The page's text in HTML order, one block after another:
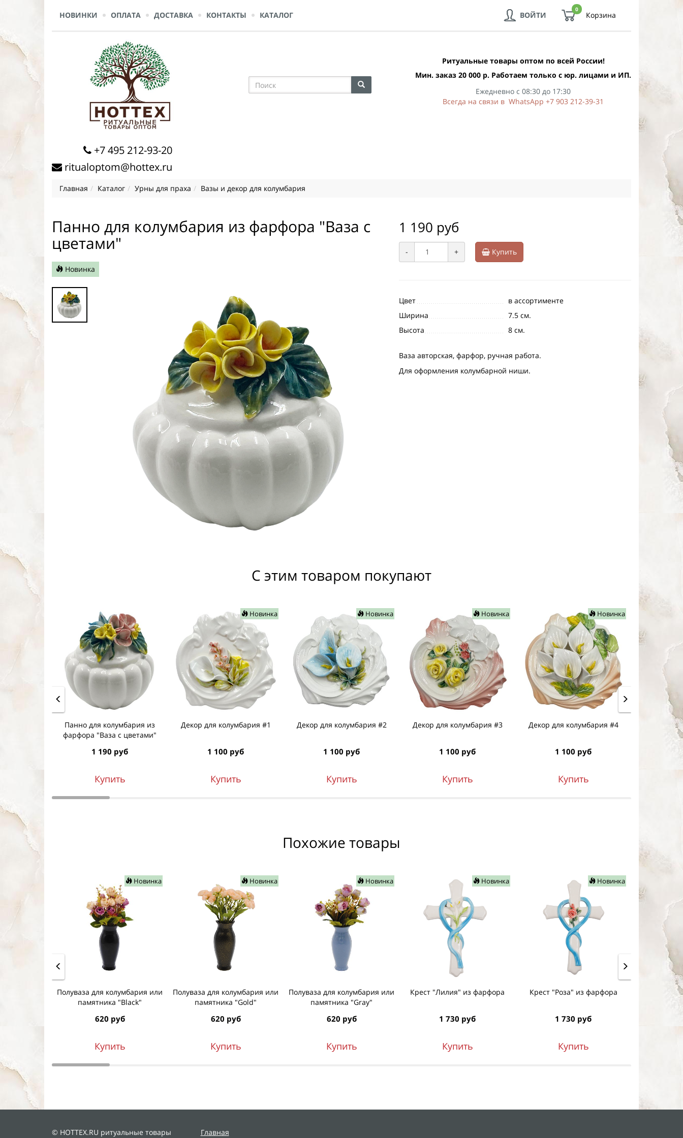
НОВИНКИ ОПЛАТА ДОСТАВКА КОНТАКТЫ КАТАЛОГ
0
Корзина
ВОЙТИ
Ритуальные товары оптом по всей России!
Мин. заказ 20 000 р. Работаем только с юр. лицами и ИП.
Ежедневно с 08:30 до 17:30
Всегда на связи в WhatsApp +7 903 212-39-31
+7 495 212-93-20
ritualoptom@hottex.ru
Главная Каталог Урны для праха Вазы и декор для колумбария
Панно для колумбария из фарфора "Ваза с
цветами"
Новинка
1 190 руб
- + Купить
Цвет
в ассортименте
Ширина
7.5 см.
Высота
8 см.
Ваза авторская, фарфор, ручная работа.
Для оформления колумбарной ниши.
С этим товаром покупают
Панно для колумбария из
фарфора "Ваза с цветами"
1 190 руб
Купить
Новинка
Декор для колумбария #1
1 100 руб
Купить
Новинка
Декор для колумбария #2
1 100 руб
Купить
Новинка
Декор для колумбария #3
1 100 руб
Купить
Новинка
Декор для колумбария #4
1 100 руб
Купить
Декор
Похожие товары
Новинка
Полуваза для колумбария или
памятника "Black"
620 руб
Купить
Новинка
Полуваза для колумбария или
памятника "Gold"
620 руб
Купить
Новинка
Полуваза для колумбария или
памятника "Gray"
620 руб
Купить
Новинка
Крест "Лилия" из фарфора
1 730 руб
Купить
Новинка
Крест "Роза" из фарфора
1 730 руб
Купить
Декор
© HOTTEX.RU ритуальные товары
Главная